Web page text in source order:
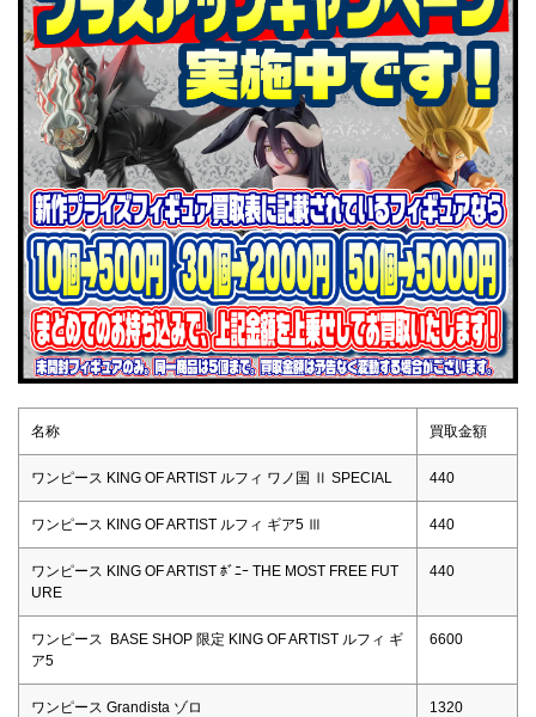
名称 買取金額
ワンピース KING OF ARTIST ルフィ ワノ国 Ⅱ SPECIAL 440
ワンピース KING OF ARTIST ルフィ ギア5 Ⅲ 440
ワンピース KING OF ARTIST ﾎﾞﾆｰ THE MOST FREE FUT
URE
440
ワンピース BASE SHOP 限定 KING OF ARTIST ルフィ ギ
ア5
6600
ワンピース Grandista ゾロ 1320